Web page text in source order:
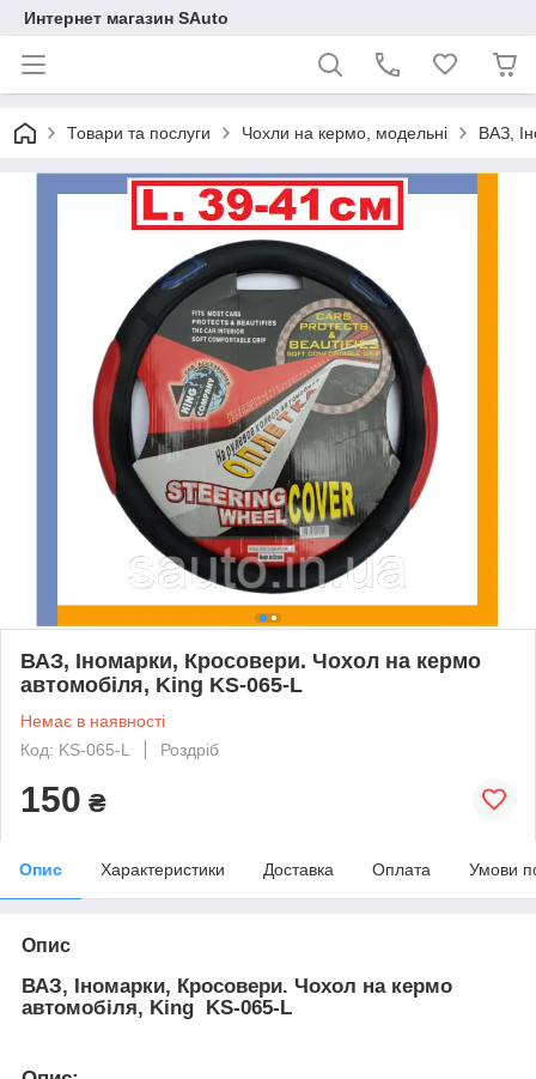
Интернет магазин SAuto
Товари та послуги Чохли на кермо, модельні ВАЗ,
ВАЗ, Іномарки, Кросовери. Чохол на кермо
автомобіля, King KS-065-L
Немає в наявності
Код: KS-065-L
Роздріб
150 ₴
Опис Характеристики Доставка Оплата Умови
Опис
ВАЗ, Іномарки, Кросовери. Чохол на кермо
автомобіля, King KS-065-L